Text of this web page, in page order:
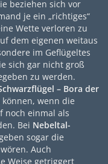
beziehen sich vor
je ein „richtiges“
Wette verloren zu
dem eigenen weitaus
im Geflügeltes
sich gar nicht groß
zu werden.
– Bora der
können, wenn die
noch einmal als
Bei Nebeltal-
sogar die
Auch
Weise getriggert